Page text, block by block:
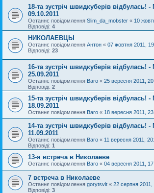
18-та зустріч швидкуберів відбулась! -
09.10.2011
Останнє повідомлення Slim_da_mobster « 10
Відповіді: 4
НИКОЛАЕВЦЫ
Останнє повідомлення Антон « 07 жовтня 2011,
Відповіді: 23
16-та зустріч швидкуберів відбулась! -
25.09.2011
Останнє повідомлення Baro « 25 вересня 2011,
Відповіді: 2
15-та зустріч швидкуберів відбулась! -
18.09.2011
Останнє повідомлення Baro « 18 вересня 2011,
14-та зустріч швидкуберів відбулась! -
11.09.2011
Останнє повідомлення Baro « 11 вересня 2011,
Відповіді: 1
13-я встреча в Николаеве
Останнє повідомлення Baro « 04 вересня 2011,
7 встреча в Николаеве
Останнє повідомлення gorytsvit « 22 серпня 2011,
Відповіді: 3